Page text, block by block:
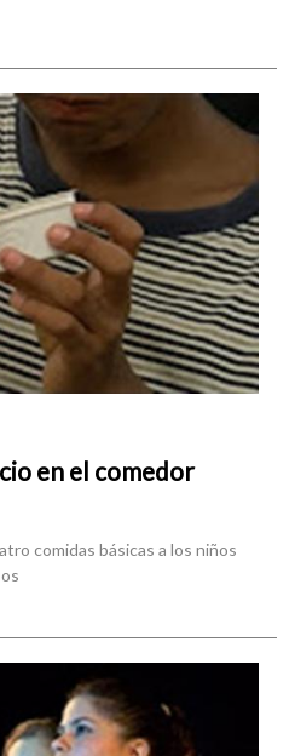
en el comedor
comidas básicas a los niños